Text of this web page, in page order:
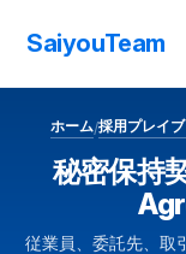
SaiyouTeam
ホーム/採用プレイ
秘密保持
従業員、委託先、取